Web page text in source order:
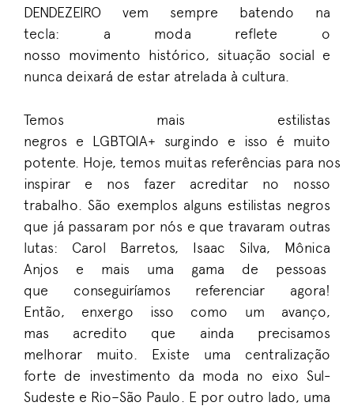
DENDEZEIRO vem sempre batendo na
tecla: a moda reflete o
nosso movimento histórico, situação social e
nunca deixará de estar atrelada à cultura
Temos mais estilistas
negros e LGBTQIA+ surgindo e isso é muito
potente Hoje,temos muitas referências para nos
inspirar e nos fazer acreditar no nosso
trabalho . São exemplos alguns estilistas negros
que já passaram por nós e que travaram outras
lutas: Carol Barretos, Isaac Silva, Mônica
Anjos e mais
uma gama de pessoas
que conseguiríamos referenciar agora!
Então, enxergo isso como um avanço,
mas acredito que ainda precisamos
melhorar muito Existe uma centralização
forte de investimento da moda no eixo Sul-
Sudeste e Rio–São Paulo . E por outro lado, uma